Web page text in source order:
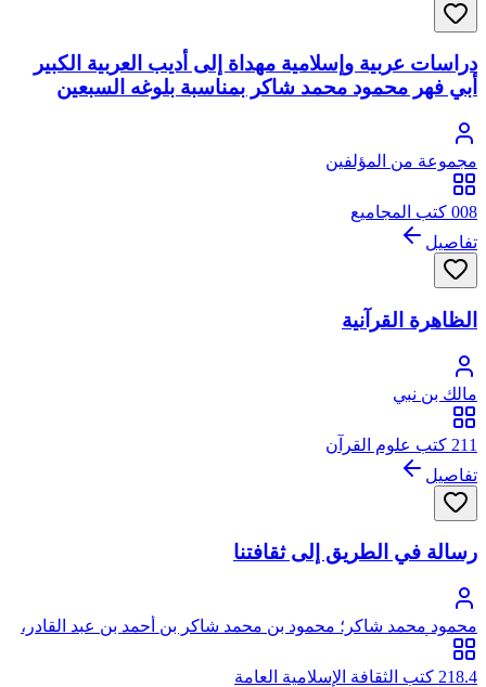
دراسات عربية وإسلامية مهداة إلى أديب العربية الكبير
أبي فهر محمود محمد شاكر بمناسبة بلوغه السبعين
مجموعة من المؤلفين
008 كتب المجاميع
تفاصيل
الظاهرة القرآنية
مالك بن نبي
211 كتب علوم القرآن
تفاصيل
رسالة في الطريق إلى ثقافتنا
محمود محمد شاكر؛ محمود بن محمد شاكر بن أحمد بن عبد القادر،
من آل أبي علياء، يرفع نسبه إلى الحسين بن علي
218.4 كتب الثقافة الإسلامية العامة